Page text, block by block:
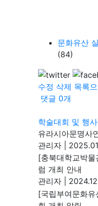
문화유산
(84)
수정 삭제 목록
댓글 0개
학술대회 및 행사
유라시아문명사
관리자
[충북대학교박물
럼 개최 안내
관리자
[국립부여문화유